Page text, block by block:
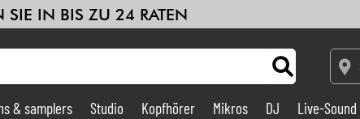
SIE IN BIS ZU 24 RATEN
& samplers Studio Kopfhörer Mikros DJ Live-Sound